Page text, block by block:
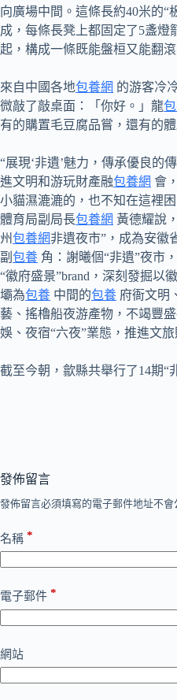
向廣場中間。這條長約40米的“
成，每條長凳上都固定了5盞燈
起，構成一條既能盤桓又能翻滾
來自中國各地包養網 的游客冷
微敲了敲桌面：「你好。」龍
有的購置毛豆腐品嘗，還有的
“展現‘非遺’魅力，傳承優良的
進文明和游玩財產融包養網 會
小貓濕漉漉的，也不知在這裡
體育局副局長包養網 黃德耀說
州包養網非遺夜市”，成為安徽
副 包養 角：謝曦個“非遺”夜市
“徽府盛景”brand，深刻發掘以
壩為包養 中間的包養 府衙文明
藝、搖櫓船夜游產物，不竭豐
娛、夜宿“六夜”業態，推進文
截至今朝，歙縣共舉行了14期“
發佈留言
發佈留言必須填寫的電子郵件地址不會
名稱 *
電子郵件 *
網站